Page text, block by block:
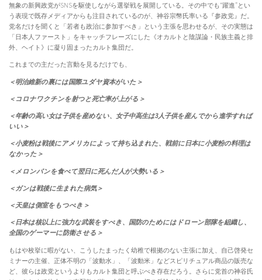
無象の新興政党がSNSを駆使しながら選挙戦を展開している。その中でも“躍進”とい
う表現で既存メディアからも注目されているのが、神谷宗幣氏率いる『参政党』だ。
党名だけを聞くと「若者も政治に参加すべき」という主張を思わせるが、その実態は
「日本人ファースト」をキャッチフレーズにした《オカルトと陰謀論・民族主義と排
外、ヘイト》に凝り固まったカルト集団だ。
これまでの主だった言動を見るだけでも、
＜明治維新の裏には国際ユダヤ資本がいた＞
＜コロナワクチンを射つと死亡率が上がる＞
＜年齢の高い女は子供を産めない、女子中高生は3人子供を産んでから進学すれば
いい＞
＜小麦粉は戦後にアメリカによって持ち込まれた、戦前に日本に小麦粉の料理は
なかった＞
＜メロンパンを食べて翌日に死んだ人が大勢いる＞
＜ガンは戦後に生まれた病気＞
＜天皇は側室をもつべき＞
＜日本は核以上に強力な武装をすべき、国防のためにはドローン部隊を組織し、
全国のゲーマーに防衛させる＞
もはや枚挙に暇がない、こうしたまったく幼稚で根拠のない主張に加え、自己啓発セ
ミナーの主催、正体不明の「波動水」、「波動米」などスピリチュアル商品の販売な
ど、彼らは政党というよりもカルト集団と呼ぶべき存在だろう。さらに党首の神谷氏